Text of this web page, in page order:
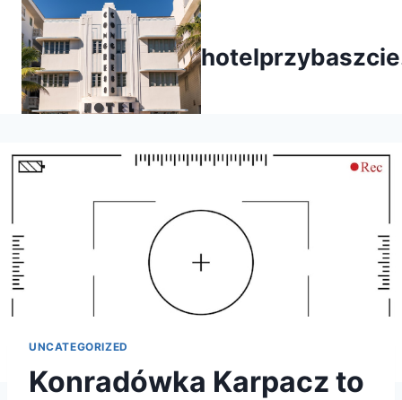
Przejdź
treści
UNCATEGORIZED
Konradówka Karpacz to